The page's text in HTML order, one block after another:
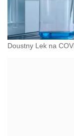
Doustny Lek na